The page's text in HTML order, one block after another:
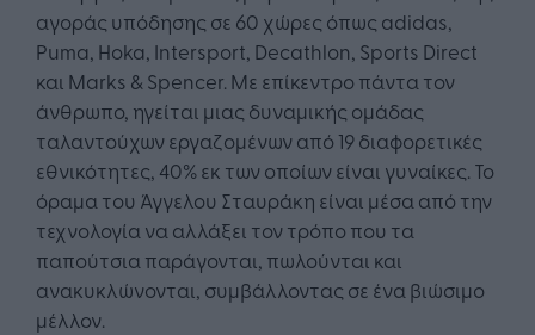
αγοράς υπόδησης σε 60 χώρες όπως adidas,
Puma, Hoka, Intersport, Decathlon, Sports Direct
και Marks & Spencer. Με επίκεντρο πάντα τον
άνθρωπο, ηγείται μιας δυναμικής ομάδας
ταλαντούχων εργαζομένων από 19 διαφορετικές
εθνικότητες, 40% εκ των οποίων είναι γυναίκες. Το
όραμα του Άγγελου Σταυράκη είναι μέσα από την
τεχνολογία να αλλάξει τον τρόπο που τα
παπούτσια παράγονται, πωλούνται και
ανακυκλώνονται, συμβάλλοντας σε ένα βιώσιμο
μέλλον.